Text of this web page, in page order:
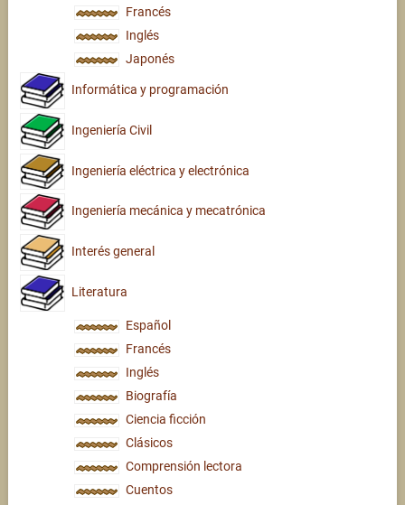
Francés
Inglés
Japonés
Informática y programación
Ingeniería Civil
Ingeniería eléctrica y electrónica
Ingeniería mecánica y mecatrónica
Interés general
Literatura
Español
Francés
Inglés
Biografía
Ciencia ficción
Clásicos
Comprensión lectora
Cuentos